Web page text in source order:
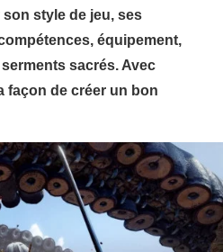
style de jeu, ses
équipement,
sacrés. Avec
façon de créer un bon